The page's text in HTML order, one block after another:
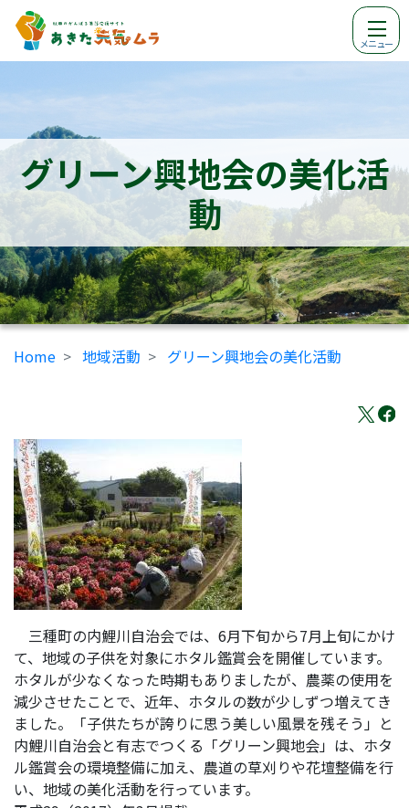
メニュー
グリーン興地会の美化活
動
Home 地域活動 グリーン興地会の美化活動
三種町の内鯉川自治会では、6月下旬から7月上旬にかけ
て、地域の子供を対象にホタル鑑賞会を開催しています。
ホタルが少なくなった時期もありましたが、農薬の使用を
減少させたことで、近年、ホタルの数が少しずつ増えてき
ました。「子供たちが誇りに思う美しい風景を残そう」と
内鯉川自治会と有志でつくる「グリーン興地会」は、ホタ
ル鑑賞会の環境整備に加え、農道の草刈りや花壇整備を行
い、地域の美化活動を行っています。